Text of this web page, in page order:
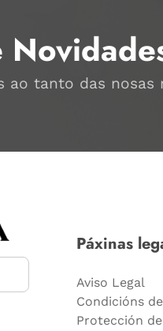
ao tanto das nosas
Páxinas
Aviso Legal
Condicións
Protección